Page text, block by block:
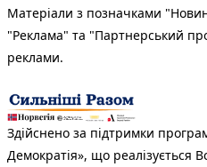
Матеріали з позначками
"Реклама" та "Партнерський
реклами.
Здійснено за підтримки
Демократія», що реалізується